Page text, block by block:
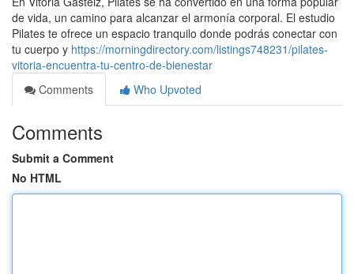
de vida, un camino para alcanzar el armonía corporal. El estudio
Pilates te ofrece un espacio tranquilo donde podrás conectar con
tu cuerpo y https://morningdirectory.com/listings748231/pilates-
vitoria-encuentra-tu-centro-de-bienestar
Comments
Who Upvoted
Comments
Submit a Comment
No HTML